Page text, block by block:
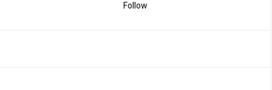
Follow